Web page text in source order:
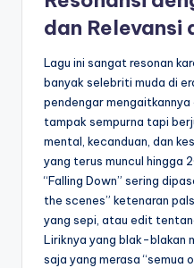
dan Relevansi
Lagu ini sangat resonan
banyak selebriti muda di
pendengar
tampak sempurna tapi
mental, kecanduan, dan
yang terus muncul hingga
“Falling Down” sering
the scenes” ketenaran
yang sepi, atau edit
Liriknya yang blak-blakan
saja yang merasa “semua